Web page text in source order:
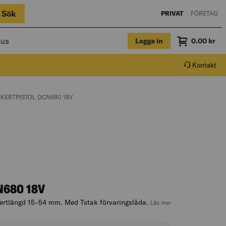
Sök PRIVAT FÖRETAG
Logga in Varukorg.
Summa
0.00 kr
Kontakt
PAGE:PAGE: DCN680 18V
18V
15–54 mm. Med Tstak förvaringslåda. Läs mer